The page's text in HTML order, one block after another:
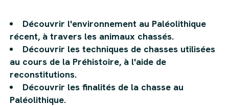
Découvrir l'environnement au Paléolithique
récent, à travers les animaux chassés.
Découvrir les techniques de chasses utilisées
au cours de la Préhistoire, à l'aide de
reconstitutions.
Découvrir les finalités de la chasse au
Paléolithique.